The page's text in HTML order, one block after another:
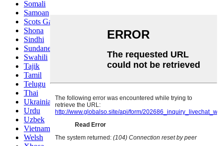
Somali
Samoan
Scots Gaelic
Shona
Sindhi
Sundanese
Swahili
Tajik
Tamil
Telugu
Thai
Ukrainian
Urdu
Uzbek
Vietnamese
Welsh